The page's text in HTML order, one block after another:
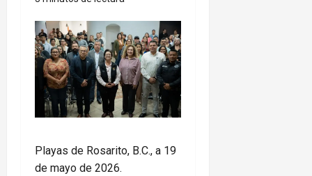
Playas de Rosarito, B.C., a 19
de mayo de 2026.